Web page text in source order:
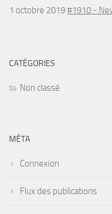
1 octobre 2019#1910 -
CATÉGORIES
Non classé
MÉTA
Connexion
Flux des publications